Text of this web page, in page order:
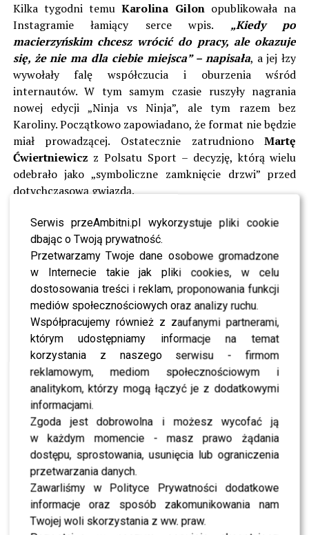
Serwis przeAmbitni.pl wykorzystuje pliki cookie
dbając o Twoją prywatność.
Przetwarzamy Twoje dane osobowe gromadzone
w Internecie takie jak pliki cookies, w celu
dostosowania treści i reklam, proponowania funkcji
mediów społecznościowych oraz analizy ruchu.
Współpracujemy również z zaufanymi partnerami,
którym udostępniamy informacje na temat
korzystania z naszego serwisu - firmom
reklamowym, mediom społecznościowym i
analitykom, którzy mogą łączyć je z dodatkowymi
informacjami.
Zgoda jest dobrowolna i możesz wycofać ją
w każdym momencie - masz prawo żądania
dostępu, sprostowania, usunięcia lub ograniczenia
przetwarzania danych.
Zawarliśmy w Polityce Prywatności dodatkowe
informacje oraz sposób zakomunikowania nam
Twojej woli skorzystania z ww. praw.
Kilka tygodni temuKarolina Gilonopublikowała na
Instagramie łamiący serce wpis. „Kiedy po
macierzyńskim chcesz wrócić do pracy, ale okazuje
się, że nie ma dla ciebie miejsca” – napisała, a jej łzy
wywołały falę współczucia i oburzenia wśród
internautów. W tym samym czasie ruszyły nagrania
nowej edycji „Ninja vs Ninja”, ale tym razem bez
Karoliny. Początkowo zapowiadano, że format nie będzie
miał prowadzącej. Ostatecznie zatrudnionoMartę
Ćwiertniewicz z Polsatu Sport – decyzję, którą wielu
odebrało jako „symboliczne zamknięcie drzwi” przed
dotychczasową gwiazdą.
W rozmowie z PlejadąEdward Miszczaktłumaczył, że
rozstanie było nieuniknione.
Ja ją bardzo lubię, tylko my
wytrzymaliśmy rok, nie
korzystając z jej usług, bo
była w trudnej sytuacji
prywatnej, ale miała z nami
kontrakt. Kontrakt się
skończył po roku, nie było
szans na dalszą pracę, więc
się rozstaliśmy –
wytłumaczył dyrektor.
Jednak największe oburzenie wywołał jego kolejny cytat: